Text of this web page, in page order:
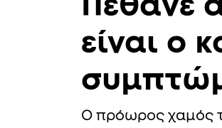
Πέθανε
είναι ο
Ο πρόωρος χαμός